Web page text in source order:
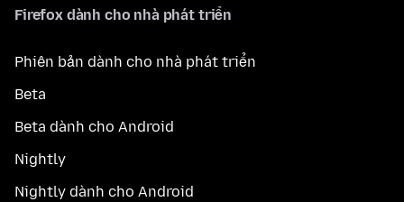
Firefox dành cho nhà phát triển
Phiên bản dành cho nhà phát triển
Beta
Beta dành cho Android
Nightly
Nightly dành cho Android